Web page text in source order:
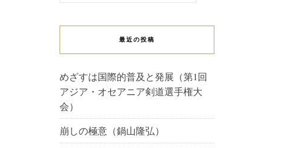
最近の投稿
めざすは国際的普及と発展（第1回
アジア・オセアニア剣道選手権大
会）
崩しの極意（鍋山隆弘）